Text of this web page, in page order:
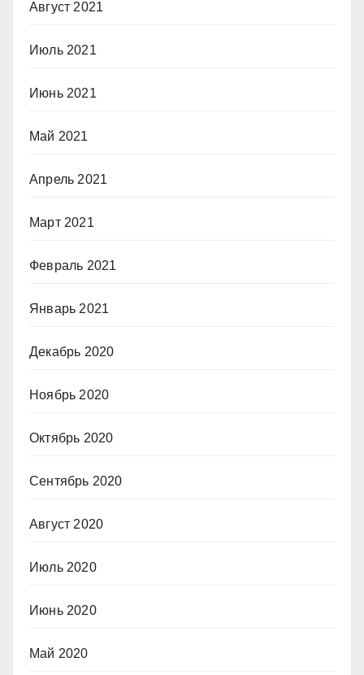
Август 2021
Июль 2021
Июнь 2021
Май 2021
Апрель 2021
Март 2021
Февраль 2021
Январь 2021
Декабрь 2020
Ноябрь 2020
Октябрь 2020
Сентябрь 2020
Август 2020
Июль 2020
Июнь 2020
Май 2020